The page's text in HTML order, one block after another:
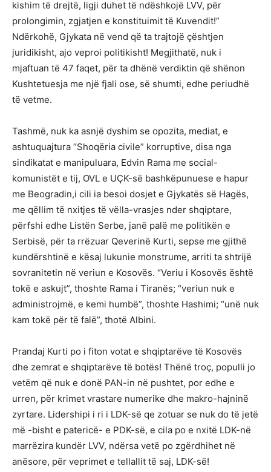
kishim të drejtë, ligji duhet të ndëshkojë LVV, për
prolongimin, zgjatjen e konstituimit të Kuvendit!”
Ndërkohë, Gjykata në vend që ta trajtojë çështjen
juridikisht, ajo veproi politikisht! Megjithatë, nuk i
mjaftuan të 47 faqet, për ta dhënë verdiktin që shënon
Kushtetuesja me një fjali ose, së shumti, edhe periudhë
të vetme.
Tashmë, nuk ka asnjë dyshim se opozita, mediat, e
ashtuquajtura “Shoqëria civile” korruptive, disa nga
sindikatat e manipuluara, Edvin Rama me social-
komunistët e tij, OVL e UÇK-së bashkëpunuese e hapur
me Beogradin,i cili ia besoi dosjet e Gjykatës së Hagës,
me qëllim të nxitjes të vëlla-vrasjes nder shqiptare,
përfshi edhe Listën Serbe, janë palë me politikën e
Serbisë, për ta rrëzuar Qeverinë Kurti, sepse me gjithë
kundërshtinë e kësaj lukunie monstrume, arriti ta shtrijë
sovranitetin në veriun e Kosovës. “Veriu i Kosovës është
tokë e askujt”, thoshte Rama i Tiranës; “veriun nuk e
administrojmë, e kemi humbë”, thoshte Hashimi; “unë nuk
kam tokë për të falë”, thotë Albini.
Prandaj Kurti po i fiton votat e shqiptarëve të Kosovës
dhe zemrat e shqiptarëve të botës! Thënë troç, populli jo
vetëm që nuk e donë PAN-in në pushtet, por edhe e
urren, për krimet vrastare numerike dhe makro-hajninë
zyrtare. Lidershipi i ri i LDK-së qe zotuar se nuk do të jetë
më -bisht e patericë- e PDK-së, e cila po e nxitë LDK-në
marrëzira kundër LVV, ndërsa vetë po zgërdhihet në
anësore, për veprimet e tellallit të saj, LDK-së!